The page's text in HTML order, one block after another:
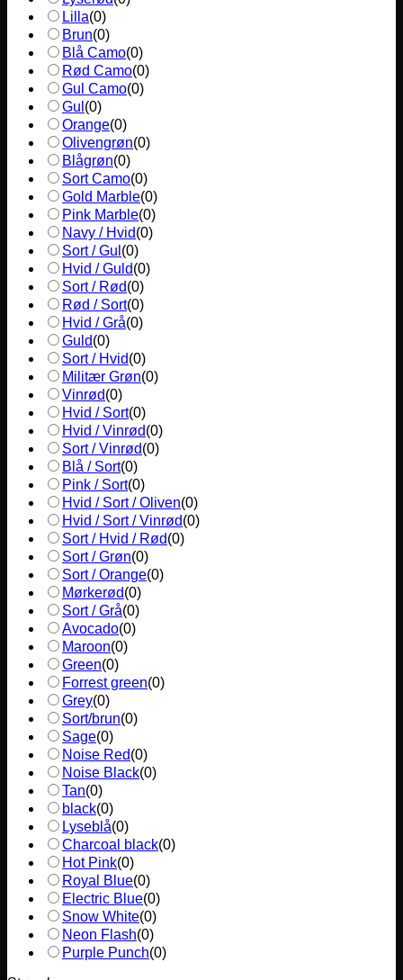
Lilla(0)
Brun(0)
Blå Camo(0)
Rød Camo(0)
Gul Camo(0)
Gul (0)
Orange(0)
Olivengrøn(0)
Blågrøn(0)
Sort Camo(0)
Gold Marble(0)
Pink Marble(0)
Navy / Hvid(0)
Sort / Gul (0)
Hvid / Guld(0)
Sort / Rød(0)
Rød / Sort(0)
Hvid / Grå(0)
Guld(0)
Sort / Hvid(0)
Militær Grøn(0)
Vinrød(0)
Hvid / Sort(0)
Hvid / Vinrød(0)
Sort / Vinrød(0)
Blå / Sort(0)
Pink / Sort(0)
Hvid / Sort / Oliven(0)
Hvid / Sort / Vinrød(0)
Sort / Hvid / Rød(0)
Sort / Grøn(0)
Sort / Orange(0)
Mørkerød(0)
Sort / Grå(0)
Avocado(0)
Maroon(0)
Green(0)
Forrest green(0)
Grey(0)
Sort/brun(0)
Sage(0)
Noise Red(0)
Noise Black(0)
Tan(0)
black(0)
Lyseblå(0)
Charcoal black(0)
Hot Pink(0)
Royal Blue(0)
Electric Blue(0)
Snow White(0)
Neon Flash(0)
Purple Punch(0)